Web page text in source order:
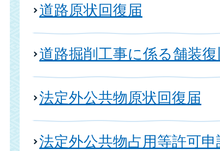
道路原状回復届
道路掘削工事に係る舗装
法定外公共物原状回復届
法定外公共物占用等許可申